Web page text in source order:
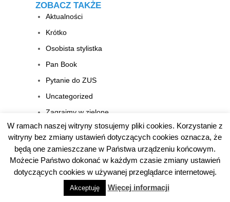
ZOBACZ TAKŻE
Aktualności
Krótko
Osobista stylistka
Pan Book
Pytanie do ZUS
Uncategorized
Zagrajmy w zielone
ARCHIWUM
lipiec 2026
czerwiec 2026
maj 2026
W ramach naszej witryny stosujemy pliki cookies. Korzystanie z
witryny bez zmiany ustawień dotyczących cookies oznacza, że
będą one zamieszczane w Państwa urządzeniu końcowym.
Możecie Państwo dokonać w każdym czasie zmiany ustawień
dotyczących cookies w używanej przeglądarce internetowej.
Akceptuję Więcej informacji